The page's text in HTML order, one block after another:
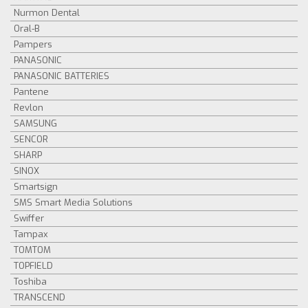
Nurmon Dental
Oral-B
Pampers
PANASONIC
PANASONIC BATTERIES
Pantene
Revlon
SAMSUNG
SENCOR
SHARP
SINOX
Smartsign
SMS Smart Media Solutions
Swiffer
Tampax
TOMTOM
TOPFIELD
Toshiba
TRANSCEND